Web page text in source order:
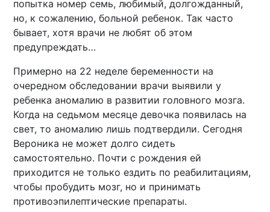
попытка номер семь, любимый, долгожданный,
но, к сожалению, больной ребенок. Так часто
бывает, хотя врачи не любят об этом
предупреждать…
Примерно на 22 неделе беременности на
очередном обследовании врачи выявили у
ребенка аномалию в развитии головного мозга.
Когда на седьмом месяце девочка появилась на
свет, то аномалию лишь подтвердили. Сегодня
Вероника не может долго сидеть
самостоятельно. Почти с рождения ей
приходится не только ездить по реабилитациям,
чтобы пробудить мозг, но и принимать
противоэпилептические препараты.